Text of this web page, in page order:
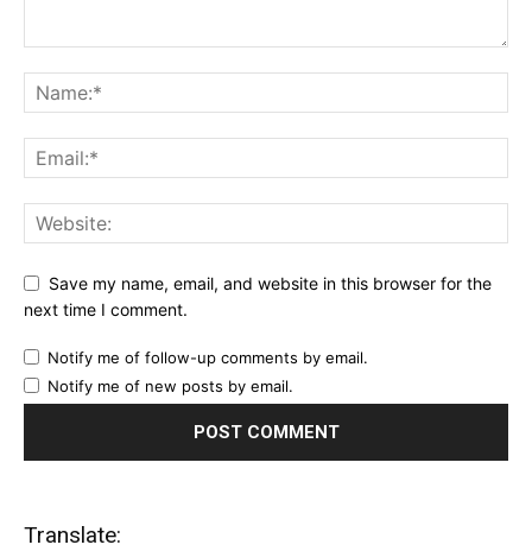
Save my name, email, and website in this browser for the
next time I comment.
Notify me of follow-up comments by email.
Notify me of new posts by email.
Translate: